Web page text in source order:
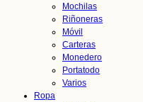
Mochilas
Riñoneras
Móvil
Carteras
Monedero
Portatodo
Varios
Ropa